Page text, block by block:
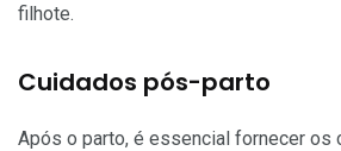
filhote.
Cuidados pós-parto
Após o parto, é essencial fornecer os